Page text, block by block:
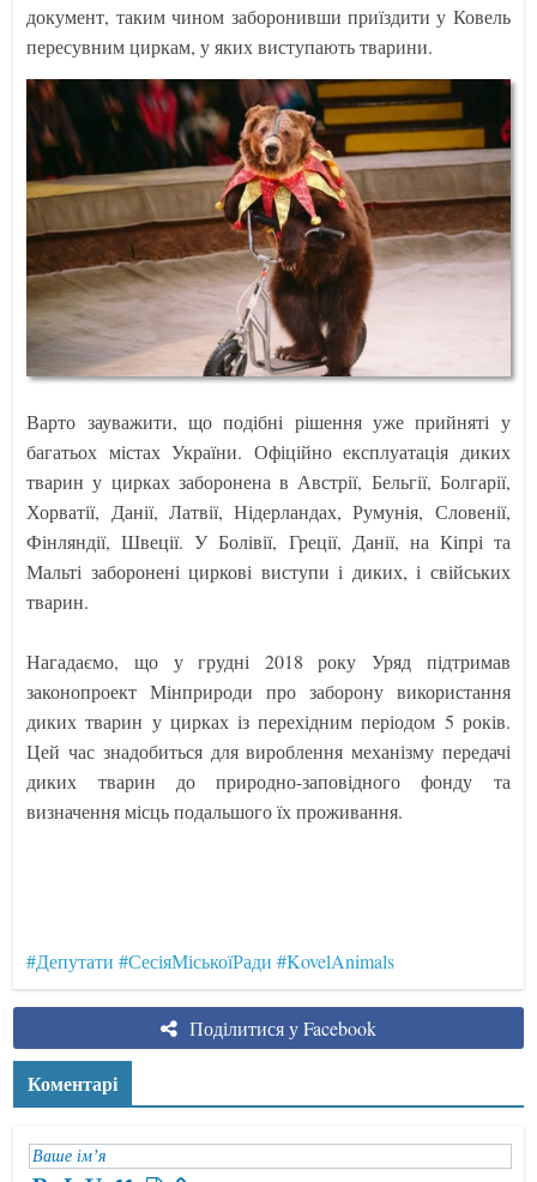
документ, таким чином заборонивши приїздити у Ковель
пересувним циркам, у яких виступають тварини.
Варто зауважити, що подібні рішення уже прийняті у
багатьох містах України. Офіційно експлуатація диких
тварин у цирках заборонена в Австрії, Бельгії, Болгарії,
Хорватії, Данії, Латвії, Нідерландах, Румунія, Словенії,
Фінляндії, Швеції. У Болівії, Греції, Данії, на Кіпрі та
Мальті заборонені циркові виступи і диких, і свійських
тварин.
Нагадаємо, що у грудні 2018 року Уряд підтримав
законопроект Мінприроди про заборону використання
диких тварин у цирках із перехідним періодом 5 років.
Цей час знадобиться для вироблення механізму передачі
диких тварин до природно-заповідного фонду та
визначення місць подальшого їх проживання.
#Депутати #СесіяМіськоїРади #KovelAnimals
Поділитися у Facebook
Коментарі